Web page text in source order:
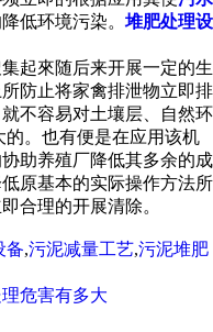
低环境污染。 堆肥处理设
起來随后来开展一定的生
防止将家禽排泄物立即排
不容易对土壤层、自然环
。也有便是在应用该机
助养殖厂降低其多余的成
原基本的实际操作方法所
合理的开展清除。
备,污泥减量工艺,污泥堆肥
危害有多大